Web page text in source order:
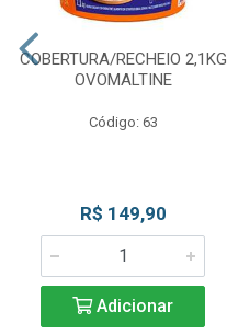
COBERTURA/RECHEIO 2,1KG
OVOMALTINE
Código: 63
R$ 149,90
Adicionar